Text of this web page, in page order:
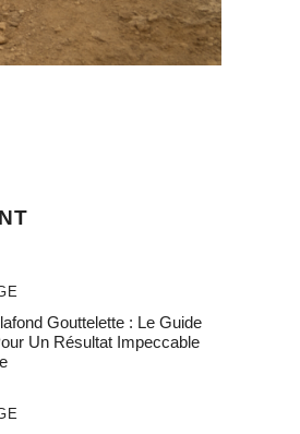
Gouttelette : Le Guide
Un Résultat Impeccable